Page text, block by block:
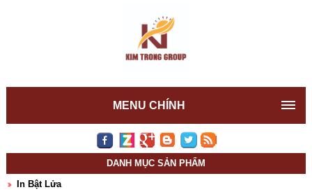
MENU CHÍNH
DANH MỤC SẢN PHẨM
In Bật Lửa